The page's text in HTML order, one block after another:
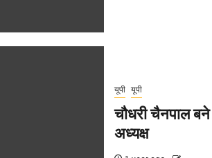
यूपी यूपी
चौधरी चैनपाल बने
अध्यक्ष